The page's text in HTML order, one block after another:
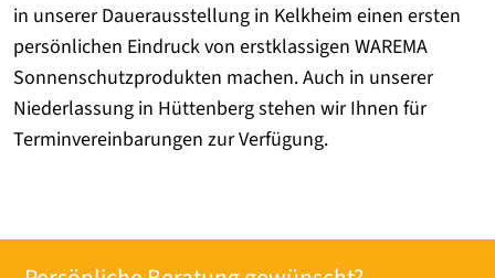
in unserer Dauerausstellung in Kelkheim einen ersten
persönlichen Eindruck von erstklassigen WAREMA
Sonnenschutzprodukten machen. Auch in unserer
Niederlassung in Hüttenberg stehen wir Ihnen für
Terminvereinbarungen zur Verfügung.